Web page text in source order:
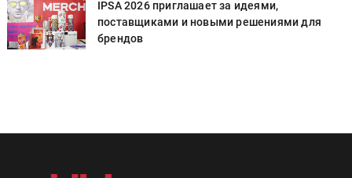
IPSA 2026 приглашает за идеями,
поставщиками и новыми решениями для
брендов